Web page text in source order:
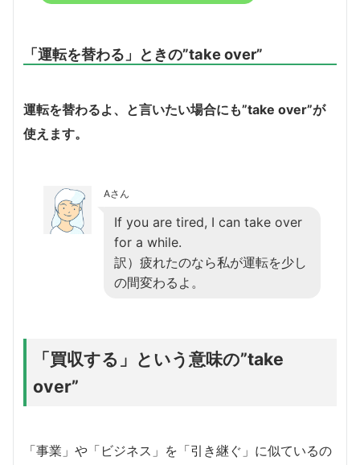
「運転を替わる」ときの”take over”
運転を替わるよ、と言いたい場合にも”take over”が
使えます。
Aさん
If you are tired, I can take over
for a while.
訳）疲れたのなら私が運転を少し
の間変わるよ。
「買収する」という意味の”take
over”
「事業」や「ビジネス」を「引き継ぐ」に似ているの